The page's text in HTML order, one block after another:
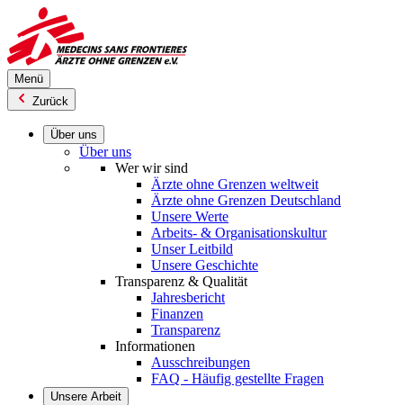
Direkt
zum
Inhalt
Menü
Zurück
Über uns
Über uns
Wer wir sind
Ärzte ohne Grenzen weltweit
Ärzte ohne Grenzen Deutschland
Unsere Werte
Arbeits- & Organisationskultur
Unser Leitbild
Unsere Geschichte
Transparenz & Qualität
Jahresbericht
Finanzen
Transparenz
Informationen
Ausschreibungen
FAQ - Häufig gestellte Fragen
Unsere Arbeit